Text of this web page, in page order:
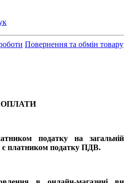
Повернення та обмін товару
податку на загальній
є платником податку ПДВ.